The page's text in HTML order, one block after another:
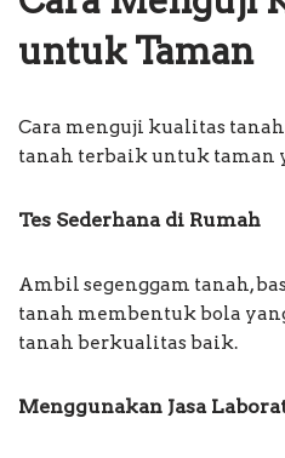
untuk Taman
Cara menguji kualitas
tanah terbaik untuk taman
Tes Sederhana di Rumah
Ambil segenggam tanah,
tanah membentuk bola
tanah berkualitas baik.
Menggunakan Jasa